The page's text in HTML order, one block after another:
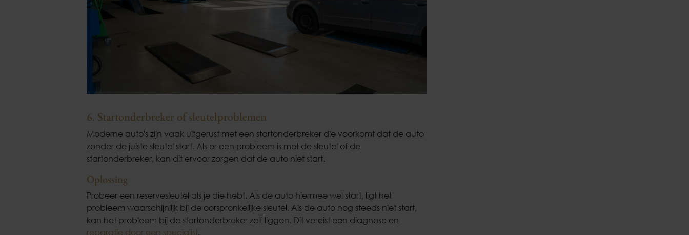
6. Startonderbreker of sleutelproblemen
Moderne auto's zijn vaak uitgerust met een startonderbreker die voorkomt dat de auto
zonder de juiste sleutel start. Als er een probleem is met de sleutel of de
startonderbreker, kan dit ervoor zorgen dat de auto niet start.
Oplossing
Probeer een reservesleutel als je die hebt. Als de auto hiermee wel start, ligt het
probleem waarschijnlijk bij de oorspronkelijke sleutel. Als de auto nog steeds niet start,
kan het probleem bij de startonderbreker zelf liggen. Dit vereist een diagnose en
reparatie door een specialist.